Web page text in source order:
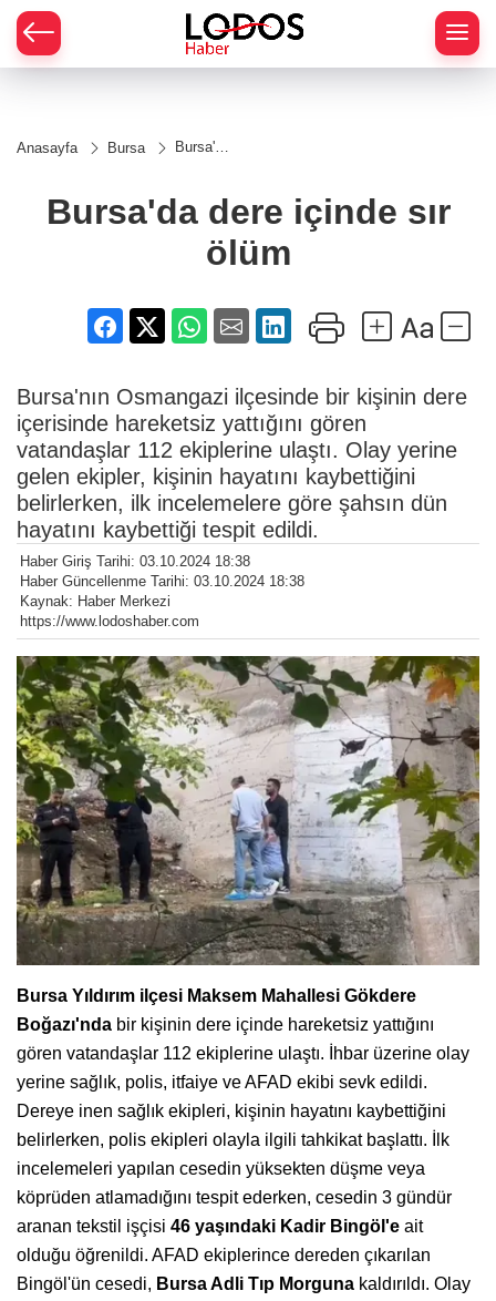
Anasayfa Bursa
Bursa'da
sır ölüm
Bursa'da dere içinde sır
ölüm
Bursa'nın Osmangazi ilçesinde bir kişinin dere
içerisinde hareketsiz yattığını gören
vatandaşlar 112 ekiplerine ulaştı. Olay yerine
gelen ekipler, kişinin hayatını kaybettiğini
belirlerken, ilk incelemelere göre şahsın dün
hayatını kaybettiği tespit edildi.
Haber Giriş Tarihi: 03.10.2024 18:38
Haber Güncellenme Tarihi: 03.10.2024 18:38
Kaynak: Haber Merkezi
https://www.lodoshaber.com
Bursa Yıldırım ilçesi Maksem Mahallesi Gökdere
Boğazı'nda bir kişinin dere içinde hareketsiz yattığını
gören vatandaşlar 112 ekiplerine ulaştı. İhbar üzerine olay
yerine sağlık, polis, itfaiye ve AFAD ekibi sevk edildi.
Dereye inen sağlık ekipleri, kişinin hayatını kaybettiğini
belirlerken, polis ekipleri olayla ilgili tahkikat başlattı. İlk
incelemeleri yapılan cesedin yüksekten düşme veya
köprüden atlamadığını tespit ederken, cesedin 3 gündür
aranan tekstil işçisi 46 yaşındaki Kadir Bingöl'e ait
olduğu öğrenildi. AFAD ekiplerince dereden çıkarılan
Bingöl'ün cesedi, Bursa Adli Tıp Morguna kaldırıldı. Olay